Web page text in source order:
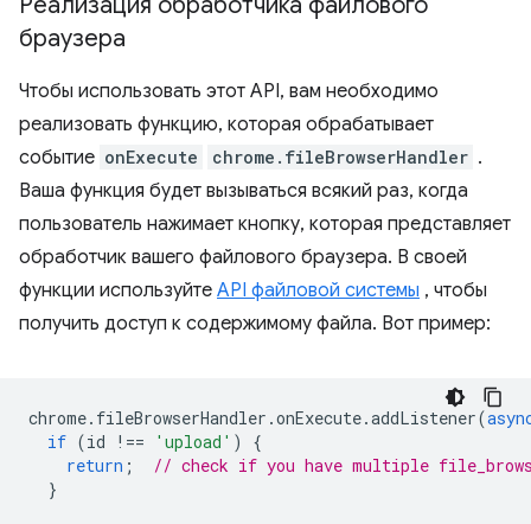
браузера
Чтобы использовать этот API, вам необходимо
реализовать функцию, которая обрабатывает
событие onExecute chrome.fileBrowserHandler .
Ваша функция будет вызываться всякий раз, когда
пользователь нажимает кнопку, которая представляет
обработчик вашего файлового браузера. В своей
функции используйте API файловой системы , чтобы
получить доступ к содержимому файла. Вот пример:
chrome. fileBrowserHandler .onExecute.addListener(
if (id !== 'upload' )
{
return ;
// check if you have multiple
}